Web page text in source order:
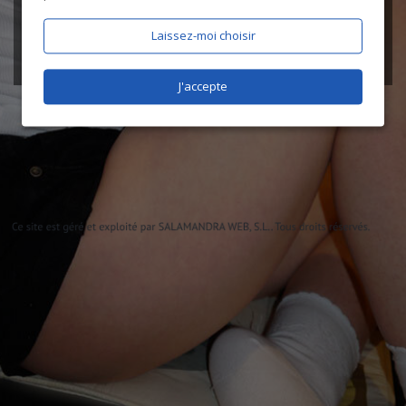
Laissez-moi choisir
J'accepte